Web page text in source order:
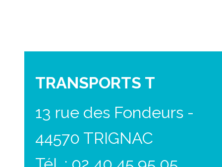
TRANSPORTS T
13 rue des Fondeurs -
44570 TRIGNAC